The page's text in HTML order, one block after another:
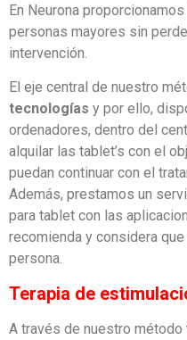
En Neurona
personas mayores sin
intervención.
El eje central de nuestro
tecnologías y por ello,
ordenadores, dentro del
alquilar las tablet’s con el
puedan continuar con el
Además, prestamos un
para tablet con las
recomienda y considera
persona.
Terapia de
A través de nuestro